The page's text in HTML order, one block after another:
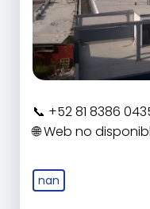
+52 81 8386
Web no
nan